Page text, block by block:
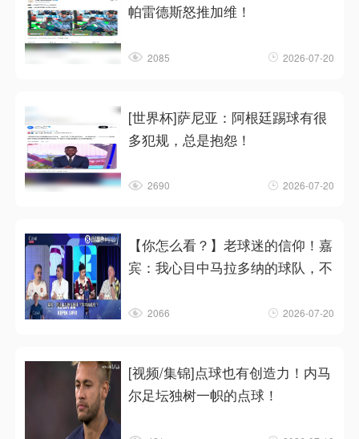
帕雷德斯怒推加维！
2085 2026-07-20
[世界杯]萨尼亚：阿根廷踢球有很
多犯规，总是抱怨！
2690 2026-07-20
【你怎么看？】老球迷的信仰！嘉
宾：我心目中马拉多纳的球队，不
2066 2026-07-20
[视频/集锦]点球也有创造力！内马
尔足坛独树一帜的点球！